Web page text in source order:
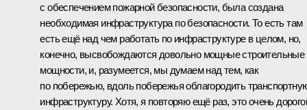
с обеспечением пожарной безопасности, была создана
необходимая инфраструктура по безопасности. То есть там
есть ещё над чем работать по инфраструктуре в целом, но,
конечно, высвобождаются довольно мощные строительные
мощности, и, разумеется, мы думаем над тем, как
по побережью, вдоль побережья облагородить
инфраструктуру. Хотя, я повторяю ещё раз, это очень